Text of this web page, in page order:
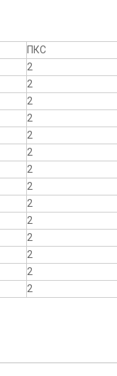
ПКС
2
2
2
2
2
2
2
2
2
2
2
2
2
2